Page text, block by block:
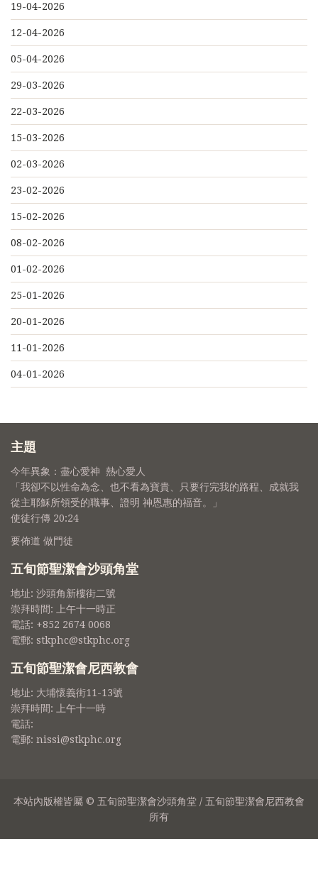
19-04-2026
12-04-2026
05-04-2026
29-03-2026
22-03-2026
15-03-2026
02-03-2026
23-02-2026
15-02-2026
08-02-2026
01-02-2026
25-01-2026
20-01-2026
11-01-2026
04-01-2026
主題
今年異象：盡心愛神 熱心愛人
「我卻不以性命為念、也不看為寶貴、只要行完我的路程、成就我
從主耶穌所領受的職事、證明 神恩惠的福音。」
使徒行傳 20:24
要佈道 做門徒
五旬節聖潔會沙頭角堂
地址: 沙頭角新樓街二號
崇拜時間: 上午十一時正
電話: +852 2674 0068
電郵: stkphc@stkphc.org
五旬節聖潔會尼西教會
地址: 大埔懷義街11-13號
崇拜時間: 上午十一時
電話:
電郵: nissi@stkphc.org
本站內版權皆屬 © 五旬節聖潔會沙頭角堂 / 五旬節聖潔會尼西教會
所有